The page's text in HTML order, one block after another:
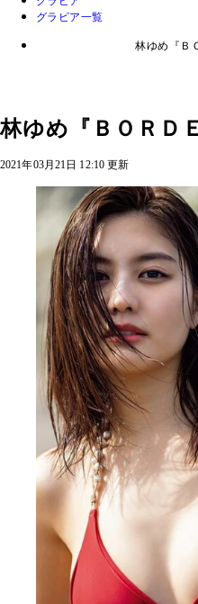
グラビア一覧
林ゆめ『Ｂ
林ゆめ『ＢＯＲＤ
2021年03月21日 12:10 更新